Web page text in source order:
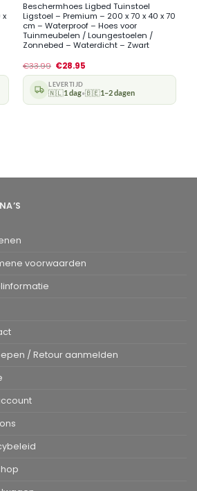
x
Beschermhoes Ligbed Tuinstoel
Ligstoel – Premium – 200 x 70 x 40 x 70
cm – Waterproof – Hoes voor
Tuinmeubelen / Loungestoelen /
Zonnebed – Waterdicht – Zwart
€33.99 €28.95
LEVERTIJD
🇳🇱1 dag•🇧🇪1–2 dagen
voorwaarden
/ Retour aanmelden